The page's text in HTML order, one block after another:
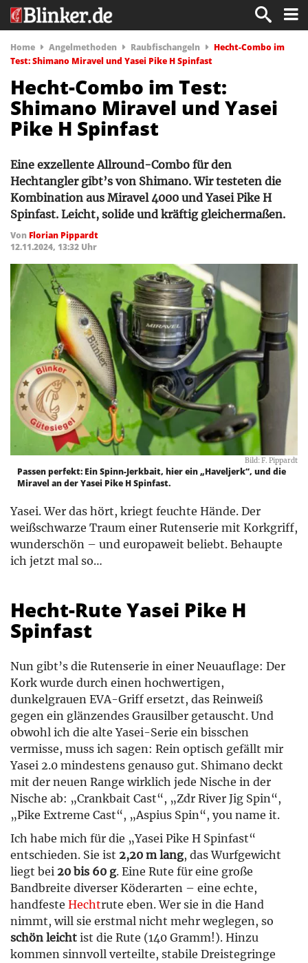
Home Angelmethoden Raubfischangeln
Hecht-Combo im
Test: Shimano Miravel und Yasei Pike H Spinfast
Hecht-Combo im Test:
Shimano Miravel und Yasei
Pike H Spinfast
Eine exzellente Allround-Combo für den
Hechtangler gibt’s von Shimano. Wir testeten die
Kombination aus Miravel 4000 und Yasei Pike H
Spinfast. Leicht, solide und kräftig gleichermaßen.
Von Florian Pippardt
12.11.2024, 13:32 Uhr
Bild: F. Pippardt
Passen perfekt: Ein Spinn-Jerkbait, hier ein „Haveljerk“, und die
Miravel an der Yasei Pike H Spinfast.
Yasei. Wer das hört, kriegt feuchte Hände. Der
weißschwarze Traum einer Rutenserie mit Korkgriff,
wunderschön – und europaweit beliebt. Behaupte
ich jetzt mal so…
Hecht-Rute Yasei Pike H
Spinfast
Nun gibt’s die Rutenserie in einer Neuauflage: Der
Kork wurde durch einen hochwertigen,
dunkelgrauen EVA-Griff ersetzt, das Reinweiß
gegen ein glänzendes Grausilber getauscht. Und
obwohl ich die alte Yasei-Serie ein bisschen
vermisse, muss ich sagen: Rein optisch gefällt mir
Yasei 2.0 mindestens genauso gut. Shimano deckt
mit der neuen Range wirklich jede Nische in der
Nische ab: „Crankbait Cast“, „Zdr River Jig Spin“,
„Pike Extreme Cast“, „Aspius Spin“, you name it.
Ich habe mich für die „Yasei Pike H Spinfast“
entschieden. Sie ist 2,20 m lang, das Wurfgewicht
liegt bei 20 bis 60 g. Eine Rute für eine große
Bandbreite diverser Köderarten – eine echte,
handfeste Hechtrute eben. Wer sie in die Hand
nimmt, will sie erstmal nicht mehr weglegen, so
schön leicht ist die Rute (140 Gramm!). Hinzu
kommen sinnvoll verteilte, stabile Dreistegringe